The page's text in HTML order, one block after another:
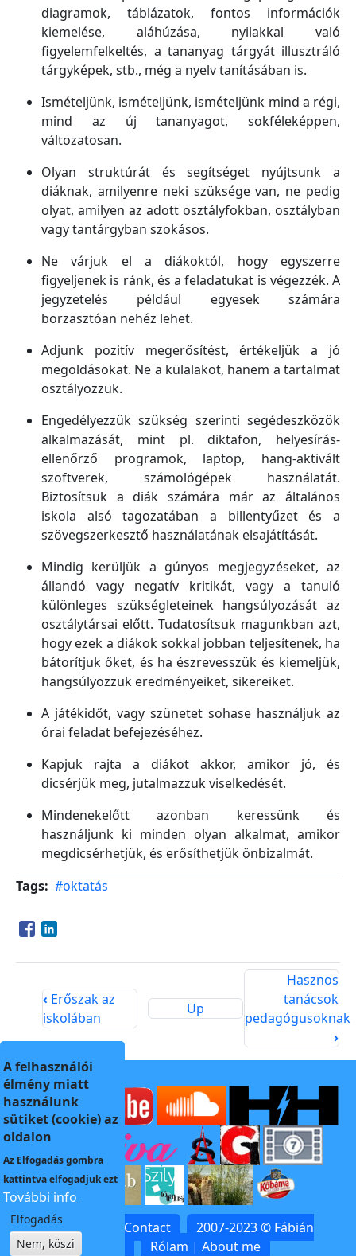
diagramok, táblázatok, fontos információk
kiemelése, aláhúzása, nyilakkal való
figyelemfelkeltés, a tananyag tárgyát illusztráló
tárgyképek, stb., még a nyelv tanításában is.
Ismételjünk, ismételjünk, ismételjünk mind a régi,
mind az új tananyagot, sokféleképpen,
változatosan.
Olyan struktúrát és segítséget nyújtsunk a
diáknak, amilyenre neki szüksége van, ne pedig
olyat, amilyen az adott osztályfokban, osztályban
vagy tantárgyban szokásos.
Ne várjuk el a diákoktól, hogy egyszerre
figyeljenek is ránk, és a feladatukat is végezzék. A
jegyzetelés például egyesek számára
borzasztóan nehéz lehet.
Adjunk pozitív megerősítést, értékeljük a jó
megoldásokat. Ne a külalakot, hanem a tartalmat
osztályozzuk.
Engedélyezzük szükség szerinti segédeszközök
alkalmazását, mint pl. diktafon, helyesírás-
ellenőrző programok, laptop, hang-aktivált
szoftverek, számológépek használatát.
Biztosítsuk a diák számára már az általános
iskola alsó tagozatában a billentyűzet és a
szövegszerkesztő használatának elsajátítását.
Mindig kerüljük a gúnyos megjegyzéseket, az
állandó vagy negatív kritikát, vagy a tanuló
különleges szükségleteinek hangsúlyozását az
osztálytársai előtt. Tudatosítsuk magunkban azt,
hogy ezek a diákok sokkal jobban teljesítenek, ha
bátorítjuk őket, és ha észrevesszük és kiemeljük,
hangsúlyozzuk eredményeiket, sikereiket.
A játékidőt, vagy szünetet sohase használjuk az
órai feladat befejezéséhez.
Kapjuk rajta a diákot akkor, amikor jó, és
dicsérjük meg, jutalmazzuk viselkedését.
Mindenekelőtt azonban keressünk és
használjunk ki minden olyan alkalmat, amikor
megdicsérhetjük, és erősíthetjük önbizalmát.
Tags #oktatás
Opens in a new window
Opens in a new window
‹ Erőszak az
iskolában
Up
Hasznos
tanácsok
pedagógusoknak
›
Kapcsolat | Contact
2007-2023 © Fábián
Rólam | About me
A felhasználói
élmény miatt
használunk
sütiket (cookie) az
oldalon
Az Elfogadásgombra
kattintva elfogadjuk ezt
További info
Elfogadás
Nem, köszi